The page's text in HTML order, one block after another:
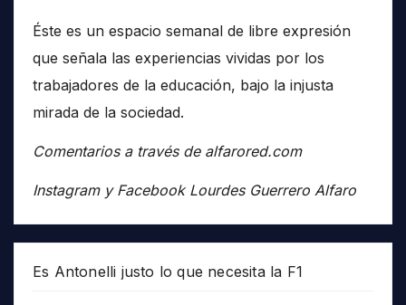
Éste es un espacio semanal de libre expresión
que señala las experiencias vividas por los
trabajadores de la educación, bajo la injusta
mirada de la sociedad.
Comentarios a través de alfarored.com
Instagram y Facebook Lourdes Guerrero Alfaro
Es Antonelli justo lo que necesita la F1